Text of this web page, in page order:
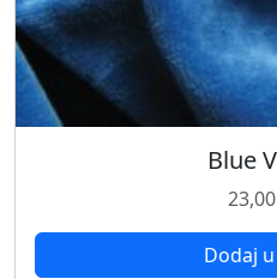
Blue
23,00
Dodaj